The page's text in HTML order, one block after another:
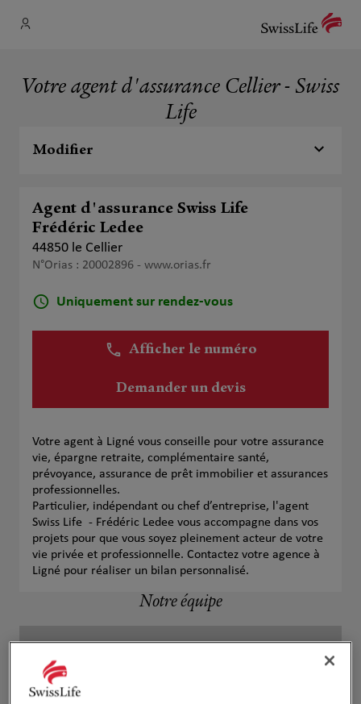
Votre agent d'assurance Cellier - Swiss
Life
Modifier
Agent d'assurance Swiss Life
Frédéric Ledee
44850 le Cellier
N°Orias : 20002896 - www.orias.fr
Uniquement sur rendez-vous
Afficher le numéro
Demander un devis
Votre agent à Ligné vous conseille pour votre assurance
vie, épargne retraite, complémentaire santé,
prévoyance, assurance de prêt immobilier et assurances
professionnelles.
Particulier, indépendant ou chef d’entreprise, l'agent
Swiss Life - Frédéric Ledee vous accompagne dans vos
projets pour que vous soyez pleinement acteur de votre
vie privée et professionnelle. Contactez votre agence à
Ligné pour réaliser un bilan personnalisé.
Notre équipe